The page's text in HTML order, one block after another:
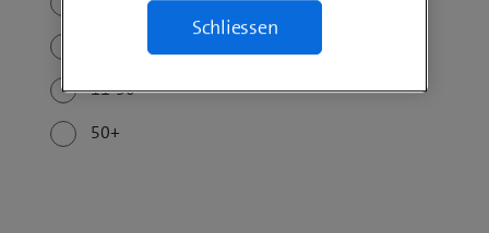
11-50
50+
Schliessen